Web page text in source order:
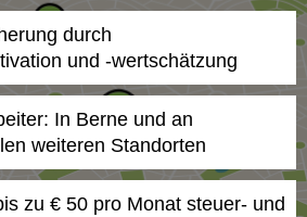
durch
und -wertschätzung
In Berne und an
weiteren Standorten
zu € 50 pro Monat steuer- und